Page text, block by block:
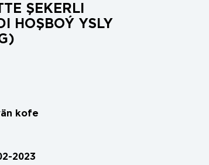
ŞEKERLI
HOŞBOÝ YSLY
kofe
2023